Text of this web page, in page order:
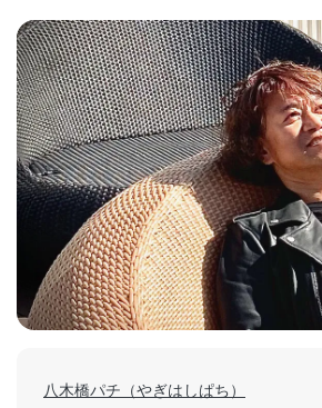
八木橋パチ（やぎはしぱち）